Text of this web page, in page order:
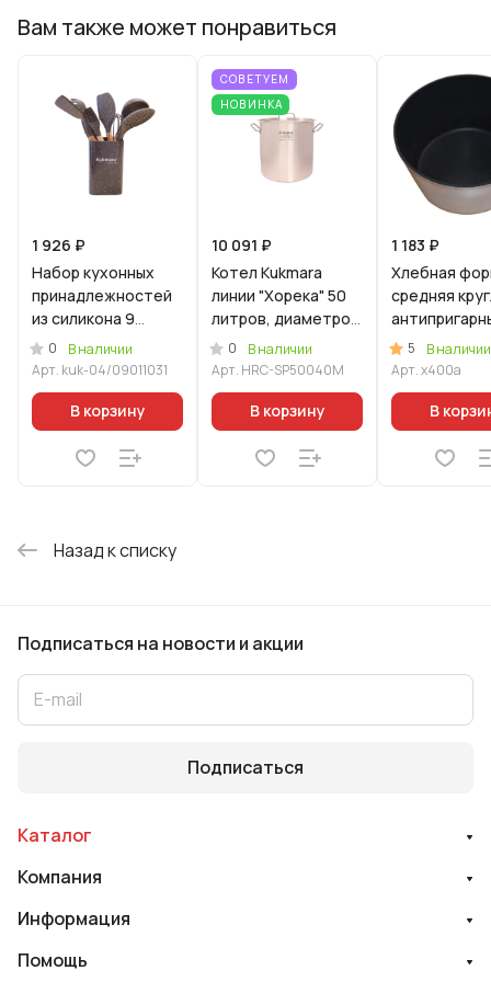
Вам также может понравиться
1 926 ₽
Набор кухонных
принадлежностей
из силикона 9
предметов
Кофейный мрамор
0
В наличии
Арт. kuk-04/09011031
В корзину
СОВЕТУЕМ
НОВИНКА
10 091 ₽
Котел Kukmara
линии "Хорека" 50
литров, диаметром
40см, с
металлической
0
В наличии
Арт. HRC-SP50040M
В корзину
1 183 ₽
Хлебная
средняя
покрытием
5
В наличии
Арт.х400а
В
Назад к списку
Подписаться на новости и акции
Подписаться
Каталог
Компания
Информация
Помощь